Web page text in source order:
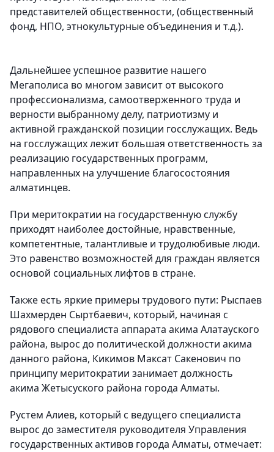
представителей общественности, (общественный
фонд, НПО, этнокультурные объединения и т.д.).
Дальнейшее успешное развитие нашего
Мегаполиса во многом зависит от высокого
профессионализма, самоотверженного труда и
верности выбранному делу, патриотизму и
активной гражданской позиции госслужащих. Ведь
на госслужащих лежит большая ответственность за
реализацию государственных программ,
направленных на улучшение благосостояния
алматинцев.
При меритократии на государственную службу
приходят наиболее достойные, нравственные,
компетентные, талантливые и трудолюбивые люди.
Это равенство возможностей для граждан является
основой социальных лифтов в стране.
Также есть яркие примеры трудового пути: Рыспаев
Шахмерден Сыртбаевич, который, начиная с
рядового специалиста аппарата акима Алатауского
района, вырос до политической должности акима
данного района, Кикимов Максат Сакенович по
принципу меритократии занимает должность
акима Жетысуского района города Алматы.
Рустем Алиев, который с ведущего специалиста
вырос до заместителя руководителя Управления
государственных активов города Алматы, отмечает: